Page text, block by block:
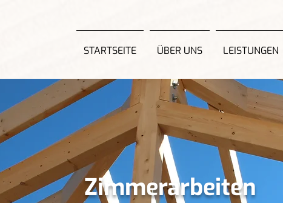
STARTSEITE ÜBER UNS LEISTUNGEN
Zimmerarbeiten